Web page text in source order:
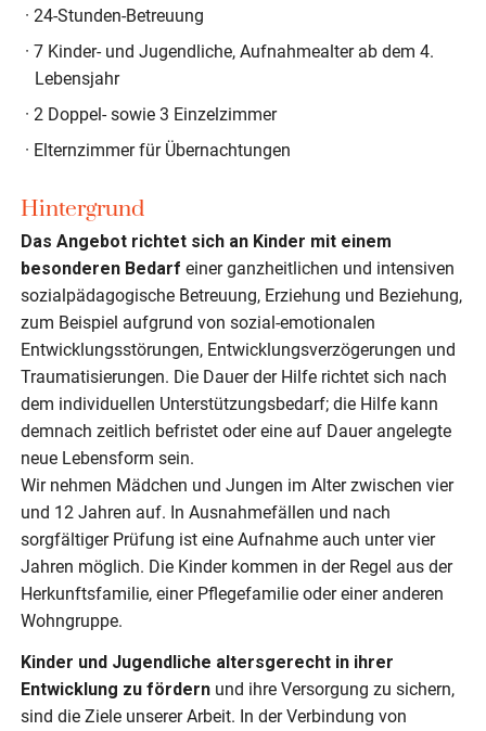
24-Stunden-Betreuung
7 Kinder- und Jugendliche, Aufnahmealter ab dem 4.
Lebensjahr
2 Doppel- sowie 3 Einzelzimmer
Elternzimmer für Übernachtungen
Hintergrund
Das Angebot richtet sich an Kinder mit einem
besonderen Bedarf einer ganzheitlichen und intensiven
sozialpädagogische Betreuung, Erziehung und Beziehung,
zum Beispiel aufgrund von sozial-emotionalen
Entwicklungsstörungen, Entwicklungsverzögerungen und
Traumatisierungen. Die Dauer der Hilfe richtet sich nach
dem individuellen Unterstützungsbedarf; die Hilfe kann
demnach zeitlich befristet oder eine auf Dauer angelegte
neue Lebensform sein.
Wir nehmen Mädchen und Jungen im Alter zwischen vier
und 12 Jahren auf. In Ausnahmefällen und nach
sorgfältiger Prüfung ist eine Aufnahme auch unter vier
Jahren möglich. Die Kinder kommen in der Regel aus der
Herkunftsfamilie, einer Pflegefamilie oder einer anderen
Wohngruppe.
Kinder und Jugendliche altersgerecht in ihrer
Entwicklung zu fördern und ihre Versorgung zu sichern,
sind die Ziele unserer Arbeit. In der Verbindung von